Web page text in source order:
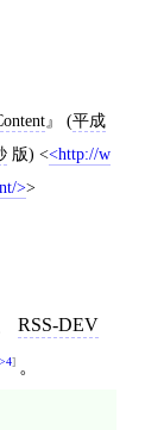
(平成
版) < http://w
>
RSS-DEV
。